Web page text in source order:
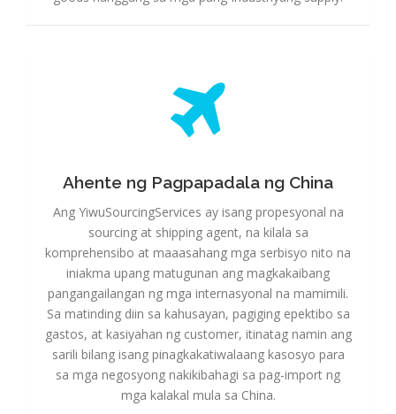
Ahente ng Pagpapadala ng China
Ahente ng Pagpapadala ng China
Ang YiwuSourcingServices ay isang propesyonal na
sourcing at shipping agent, na kilala sa
komprehensibo at maaasahang mga serbisyo nito na
iniakma upang matugunan ang magkakaibang
pangangailangan ng mga internasyonal na mamimili.
Sa matinding diin sa kahusayan, pagiging epektibo sa
gastos, at kasiyahan ng customer, itinatag namin ang
sarili bilang isang pinagkakatiwalaang kasosyo para
sa mga negosyong nakikibahagi sa pag-import ng
mga kalakal mula sa China.